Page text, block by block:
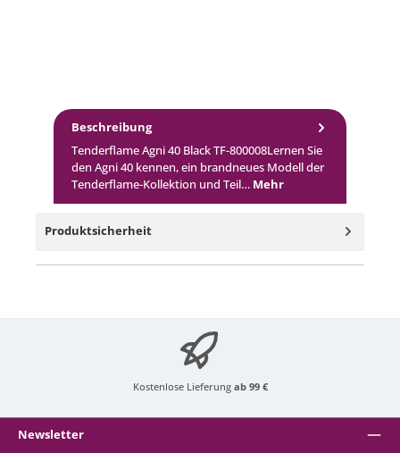
Beschreibung
Tenderflame Agni 40 Black TF-800008Lernen Sie
den Agni 40 kennen, ein brandneues Modell der
Tenderflame-Kollektion und Teil… Mehr
Produktsicherheit
Kostenlose Lieferung ab 99 €
Newsletter